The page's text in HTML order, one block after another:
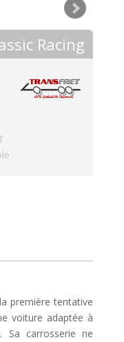
Racing
première tentative
voiture adaptée à
Sa carrosserie ne